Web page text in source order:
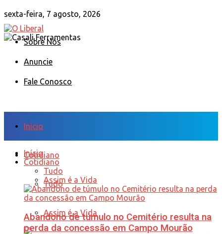
sexta-feira, 7 agosto, 2026
Sobre Nós
Anuncie
Fale Conosco
Início
Cotidiano
Tudo
Assim é a Vida
Início
Cotidiano
Tudo
Assim é a Vida
Abandono de túmulo no Cemitério resulta na
perda da concessão em Campo Mourão